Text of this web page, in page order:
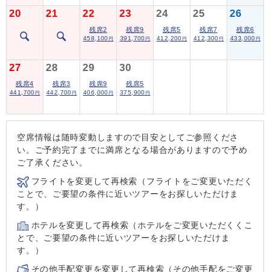
20 21 22
残席2
458,100 円
23
残席9
391,700 円
24
残席5
412,200 円
25
残席7
412,300 円
26
残席6
433,000 円
27
残席4
441,700 円
28
残席3
442,700 円
29
残席9
406,000 円
30
残席5
375,900 円
空席情報は随時変動しますので目安としてご参照くださ
い。ご予約完了までに満席となる場合がありますので予め
ご了承ください。
フライトを変更して再検索（フライトをご変更いただく
ことで、ご要望の条件に近いツアーをお探しいただけま
す。）
ホテルを変更して再検索（ホテルをご変更いただくくこ
とで、ご要望の条件に近いツアーをお探しいただけま
す。）
その他手配変更を変更して再検索（その他手配をご変更